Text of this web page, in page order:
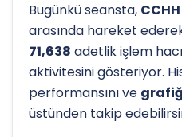
Bugünkü seansta, CCHH
arasında hareket
71,638 adetlik işlem
aktivitesini gösteriyor.
performansını ve
üstünden takip